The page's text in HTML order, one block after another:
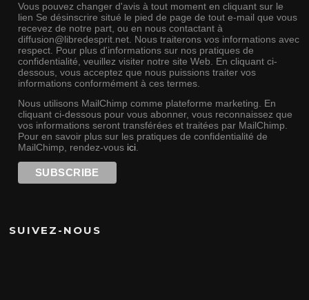
Vous pouvez changer d'avis à tout moment en cliquant sur le
lien Se désinscrire situé le pied de page de tout e-mail que vous
recevez de notre part, ou en nous contactant à
diffusion@libredesprit.net. Nous traiterons vos informations avec
respect. Pour plus d'informations sur nos pratiques de
confidentialité, veuillez visiter notre site Web. En cliquant ci-
dessous, vous acceptez que nous puissions traiter vos
informations conformément à ces termes.
Nous utilisons MailChimp comme plateforme marketing. En
cliquant ci-dessous pour vous abonner, vous reconnaissez que
vos informations seront transférées et traitées par MailChimp.
Pour en savoir plus sur les pratiques de confidentialité de
MailChimp, rendez-vous ici.
SUIVEZ-NOUS